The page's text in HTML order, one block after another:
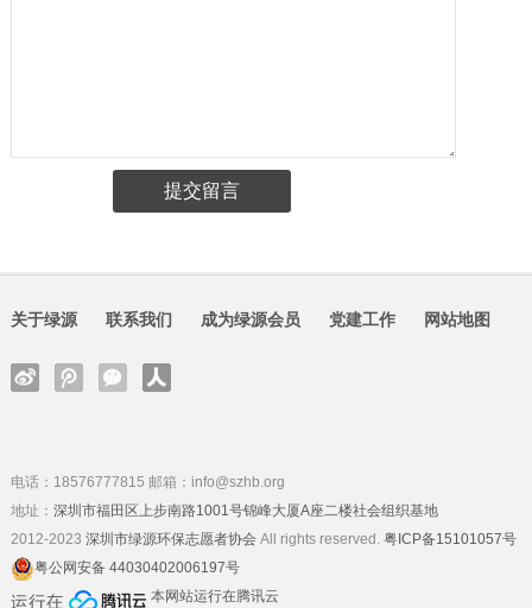
关于绿源 联系我们 成为绿源会员 党建工作 网站地图
电话：18576777815 邮箱：info@szhb.org
地址： 深圳市福田区上步南路1001号锦峰大厦A座二楼社会组织基地
2012-2023 深圳市绿源环保志愿者协会All rights reserved. 粤ICP备15101057号
粤公网安备 44030402006197号
本网站运行在腾讯云